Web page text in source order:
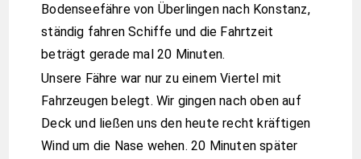
Bodenseefähre von Überlingen nach Konstanz,
ständig fahren Schiffe und die Fahrtzeit
beträgt gerade mal 20 Minuten.
Unsere Fähre war nur zu einem Viertel mit
Fahrzeugen belegt. Wir gingen nach oben auf
Deck und ließen uns den heute recht kräftigen
Wind um die Nase wehen. 20 Minuten später